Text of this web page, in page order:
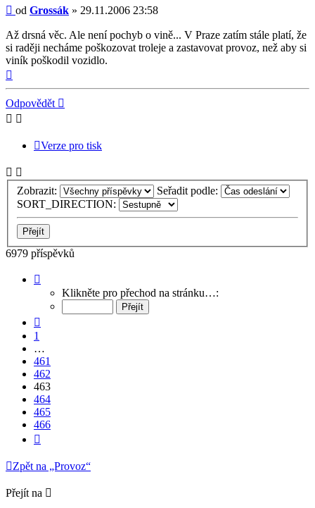
Příspěvek
od Grossák » 29.11.2006 23:58
Až drsná věc. Ale není pochyb o vině... V Praze zatím stále platí, že
si raději necháme poškozovat troleje a zastavovat provoz, než aby si
viník poškodil vozidlo.
Odpovědět
Verze pro tisk
Zobrazit:
Seřadit podle:
SORT_DIRECTION:
6979 příspěvků
463 Klikněte pro přechod na stránku…:
1
…
461
462
463
464
465
466
Zpět na „Provoz“
Přejít na